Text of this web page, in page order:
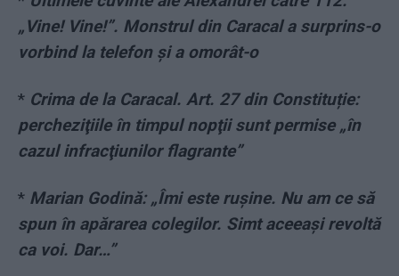
„Vine! Vine!”. Monstrul din Caracal a surprins-o
vorbind la telefon și a omorât-o
* Crima de la Caracal. Art. 27 din Constituție:
percheziţiile în timpul nopţii sunt permise „în
cazul infracţiunilor flagrante”
* Marian Godină: „Îmi este rușine. Nu am ce să
spun în apărarea colegilor. Simt aceeași revoltă
ca voi. Dar…”